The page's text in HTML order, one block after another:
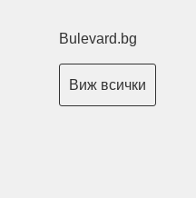
Bulevard.bg
Виж всички